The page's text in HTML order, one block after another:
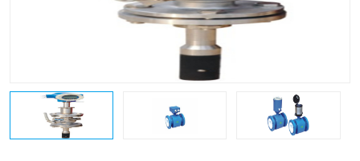
测漏仪
锅炉水位计
流量仪表 加油站液位仪